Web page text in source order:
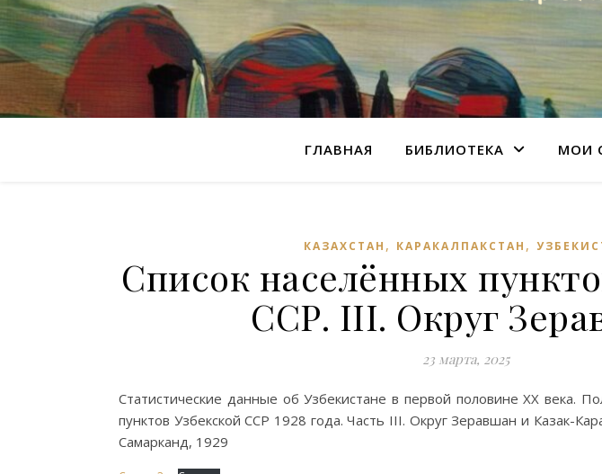
ГЛАВНАЯ БИБЛИОТЕКА МОИ
КАЗАХСТАН , КАРАКАЛПАКСТАН ,
Список населённых
ССР. III. Округ
23 марта, 2025
Статистические данные об Узбекистане в первой половине XX века.
пунктов Узбекской ССР 1928 года. Часть III. Округ Зеравшан и Казак-
Самарканд, 1929